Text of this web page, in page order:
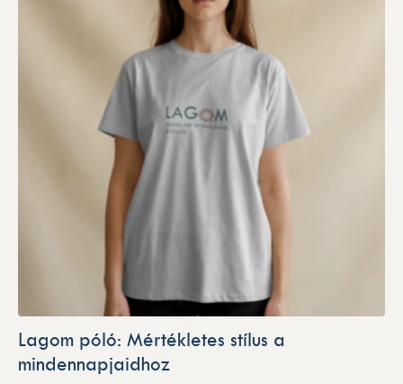
Lagom póló: Mértékletes stílus a
mindennapjaidhoz